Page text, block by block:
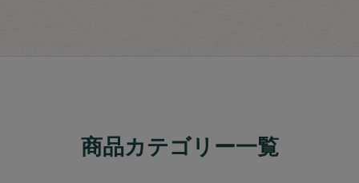
商品カテゴリー一覧